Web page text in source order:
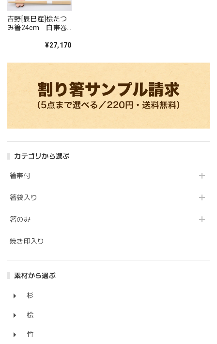
カテゴリから選ぶ
箸帯付
箸袋入り
箸のみ
焼き印入り
素材から選ぶ
杉
桧
竹
吉野[辰巳産]桧たつ
み箸24cm 白帯巻
¥27,170